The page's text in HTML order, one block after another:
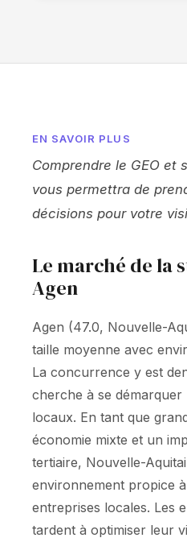
EN SAVOIR PLUS
Comprendre le GEO et
vous permettra de
décisions pour votre
Le marché de la
Agen
Agen (47.0, Nouvelle-
taille moyenne avec
La concurrence y est
cherche à se
locaux. En tant que
économie mixte et un
tertiaire, Nouvelle-
environnement propice
entreprises locales. Les
tardent à optimiser leur